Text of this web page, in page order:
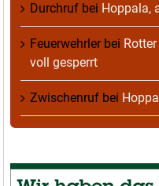
Durchruf bei Hoppala,
Feuerwehrlerbei
voll gesperrt
Zwischenruf bei